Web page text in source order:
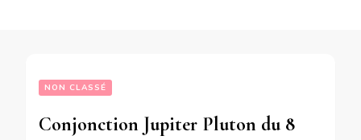
NON CLASSÉ